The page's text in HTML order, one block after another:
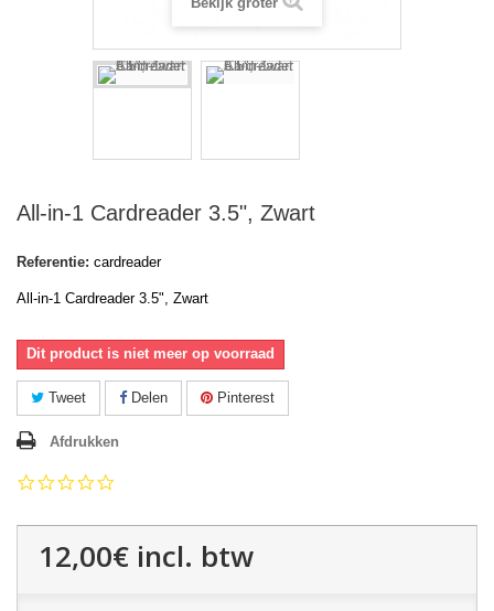
All-in-1 Cardreader 3.5", Zwart
Referentie: cardreader
All-in-1 Cardreader 3.5", Zwart
Dit product is niet meer op voorraad
Tweet Delen Pinterest
Afdrukken
12,00€ incl. btw